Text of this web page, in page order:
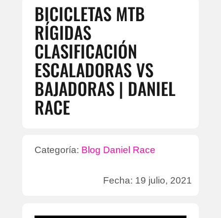
BICICLETAS MTB
RÍGIDAS
CLASIFICACIÓN
ESCALADORAS VS
BAJADORAS | DANIEL
RACE
Categoría: Blog Daniel Race
Fecha: 19 julio, 2021